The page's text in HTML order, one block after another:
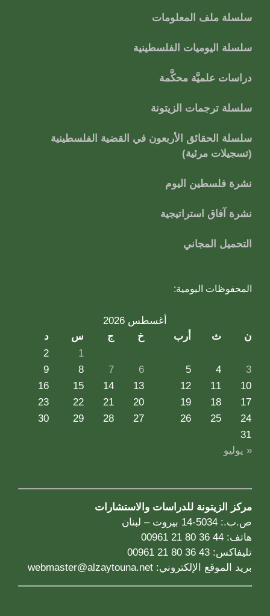
سلسلة ملف المعلومات
سلسلة اليوميات الفلسطينية
دراسات علميَّة محكَّمة
سلسلة ترجمات الزيتونة
سلسلة الحقائق الأربعون في القضية الفلسطينية
(تسجيلات مرئية)
نشرة فلسطين اليوم
نشرة آفاق استراتيجية
التحميل المجاني
المحفوظات اليومية:
أغسطس 2026
ن
ث أرب خ ج س
د
1
2
3
4
5
6
7
8
9
10
11
12
13
14
15
16
17
18
19
20
21
22
23
24
25
26
27
28
29
30
31
« يوليو
مركز الزيتونة للدراسات والاستشارات
ص.ب.: 5034-14 بيروت – لبنان
هاتف: 44 36 80 21 00961
تليفاكس: 43 36 80 21 00961
بريد الموقع الإلكتروني: webmaster@alzaytouna.net